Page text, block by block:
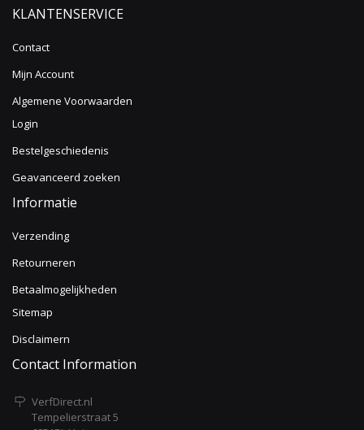
KLANTENSERVICE
Contact
Mijn Account
Algemene Voorwaarden
Login
Bestelgeschiedenis
Geavanceerd zoeken
Informatie
Verzending
Retourneren
Betaalmogelijkheden
Sitemap
Disclaimern
Contact Information
VerfDirect.nl
Tempelierstraat 5